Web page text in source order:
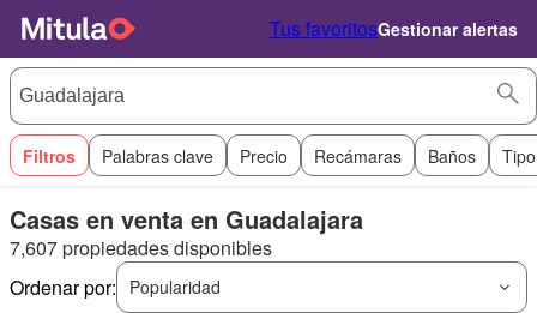
Tus favoritosGestionar alertas
Filtros Palabras clave Precio Recámaras Baños
Casas en venta en Guadalajara
7,607 propiedades disponibles
Ordenar por:
Popularidad